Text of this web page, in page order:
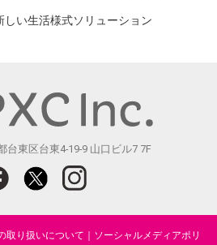
しい生活様式ソリューション
台東区台東4-19-9 山口ビル7 7F
取り扱いについて
ソーシャルメディアポリ